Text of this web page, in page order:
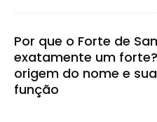
Por que o Forte de
exatamente um
origem do nome e
função